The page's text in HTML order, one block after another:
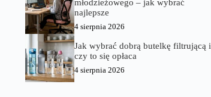
młodzieżowego – jak wybrać
najlepsze
4 sierpnia 2026
Jak wybrać dobrą butelkę filtrującą i
czy to się opłaca
4 sierpnia 2026